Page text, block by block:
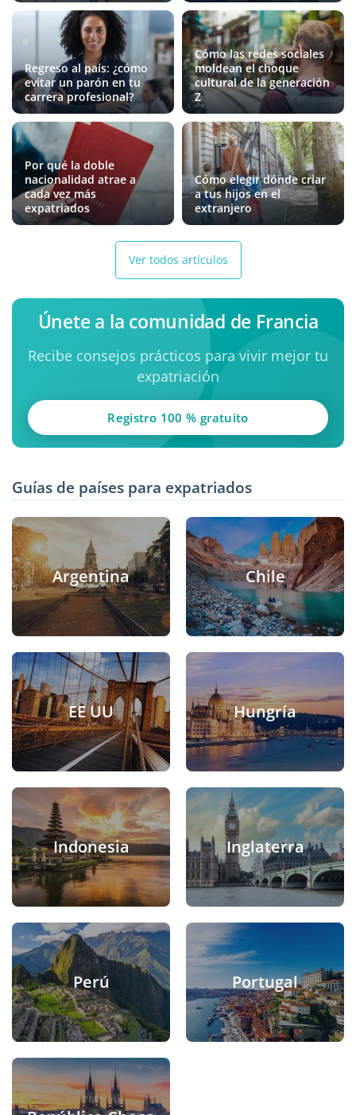
Regreso al país: ¿cómo
evitar un parón en tu
carrera profesional?
Cómo las redes sociales
moldean el choque
cultural de la generación
Z
Por qué la doble
nacionalidad atrae a
cada vez más
expatriados
Cómo elegir dónde criar
a tus hijos en el
extranjero
Ver todos artículos
Únete a la comunidad de Francia
Recibe consejos prácticos para vivir mejor tu
expatriación
Registro 100 % gratuito
Guías de países para expatriados
Argentina Chile
EE UU Hungría
Indonesia Inglaterra
Perú Portugal